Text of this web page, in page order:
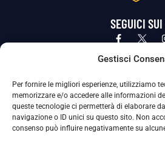
Gestisci
Per fornire le migliori esperienze, utilizziamo
memorizzare e/o accedere alle informazioni
queste tecnologie ci permetterà di elaborare
navigazione o ID unici su questo sito. Non
consenso può influire negativamente su
SEGUICI
Privacy Policy Cookie Policy
La Società ha nominato il Responsabile della Protezione dei Dati Personali
adottate dalla nostra Società per tutelare i
Per contattare il DPO può scrivere